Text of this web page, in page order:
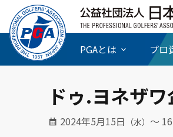
PGAとは プロ
ドゥ.ヨネザ
2024年5月15日 （水） 〜